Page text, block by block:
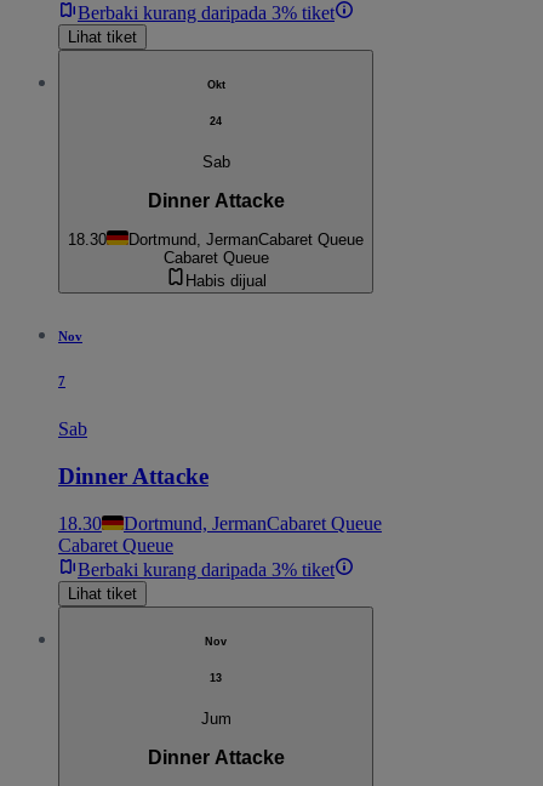
Berbaki kurang daripada 3% tiket
Lihat tiket
Okt
24
Sab
Dinner Attacke
18.30 Dortmund, JermanCabaret Queue
Cabaret Queue
Habis dijual
Nov
7
Sab
Dinner Attacke
18.30 Dortmund, JermanCabaret Queue
Cabaret Queue
Berbaki kurang daripada 3% tiket
Lihat tiket
Nov
13
Jum
Dinner Attacke